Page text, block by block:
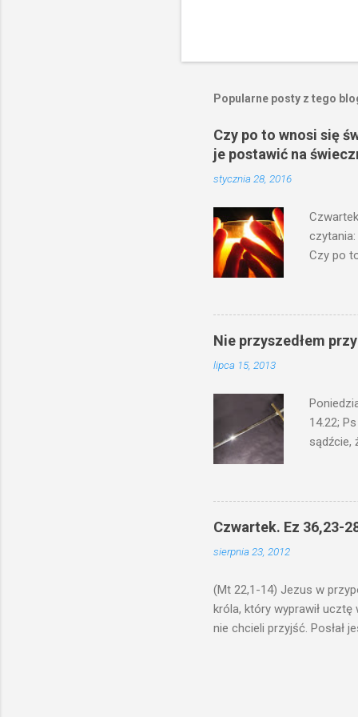
Popularne posty z tego
Czy po to wnosi się
je postawić na
stycznia 28, 2016
czytania:
Czy po
niechaj
ma. W
by je
Nie przyszedłem
lipca 15, 2013
14.22;
sądźcie,
syna lub
jest
je. Kto
Czwartek. Ez 36,23-
sierpnia 23, 2012
(Mt 22,1-14) Jezus w
króla, który wyprawił ucztę
nie chcieli przyjść. Posłał
swoje pole, drugi do